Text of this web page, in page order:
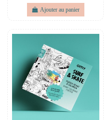
Ajouter au panier